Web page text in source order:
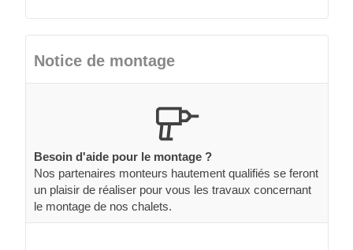
Notice de montage
Besoin d'aide pour le montage ?
Nos partenaires monteurs hautement qualifiés se feront
un plaisir de réaliser pour vous les travaux concernant
le montage de nos chalets.